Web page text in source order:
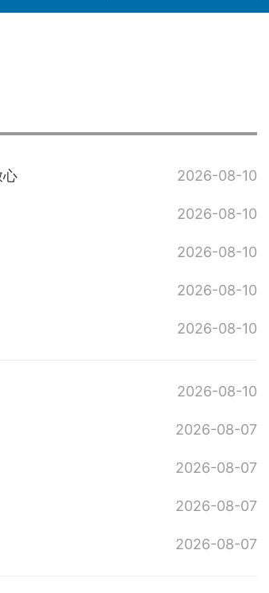
心 2026-08-10
2026-08-10
2026-08-10
2026-08-10
2026-08-10
2026-08-10
2026-08-07
2026-08-07
2026-08-07
2026-08-07